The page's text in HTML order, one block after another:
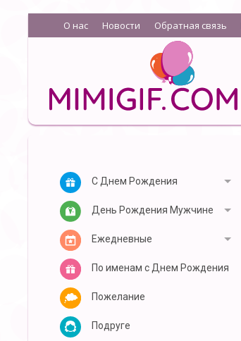
О нас Новости Обратная связь
С Днем Рождения
День Рождения Мужчине
Ежедневные
По именам с Днем Рождения
Пожелание
Подруге